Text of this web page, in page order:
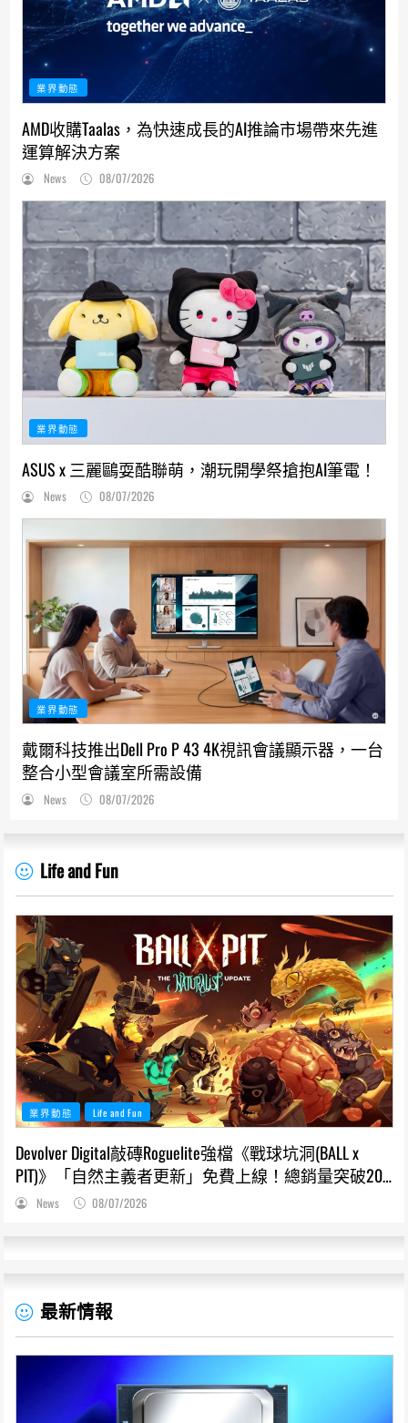
業界動態
AMD收購Taalas，為快速成長的AI推論市場帶來先進
運算解決方案
News 08/07/2026
業界動態
ASUS x 三麗鷗耍酷聯萌，潮玩開學祭搶抱AI筆電！
News 08/07/2026
業界動態
戴爾科技推出Dell Pro P 43 4K視訊會議顯示器，一台
整合小型會議室所需設備
News 08/07/2026
Life and Fun
業界動態 Life and Fun
Devolver Digital敲磚Roguelite強檔《戰球坑洞(BALL x
PIT)》「自然主義者更新」免費上線！總銷量突破200
萬份，遊戲史低66折熱銷中
News 08/07/2026
最新情報